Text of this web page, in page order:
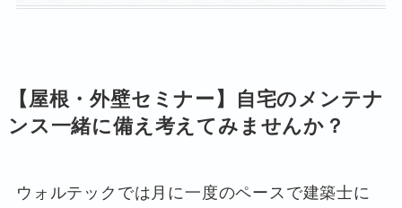
【屋根・外壁セミナー】自宅のメンテナ
ンス一緒に備え考えてみませんか？
ウォルテックでは月に一度のペースで建築士に